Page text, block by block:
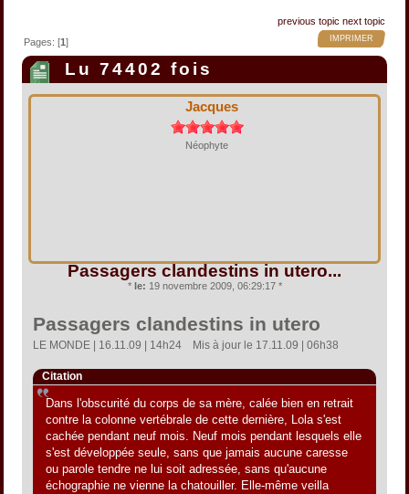
previous topic next topic
IMPRIMER
Pages: [1]
Lu 74402 fois
Jacques
Néophyte
Passagers clandestins in utero...
* le: 19 novembre 2009, 06:29:17 *
Passagers clandestins in utero
LE MONDE | 16.11.09 | 14h24  Mis à jour le 17.11.09 | 06h38
Citation
Dans l'obscurité du corps de sa mère, calée bien en retrait
contre la colonne vertébrale de cette dernière, Lola s'est
cachée pendant neuf mois. Neuf mois pendant lesquels elle
s'est développée seule, sans que jamais aucune caresse
ou parole tendre ne lui soit adressée, sans qu'aucune
échographie ne vienne la chatouiller. Elle-même veilla